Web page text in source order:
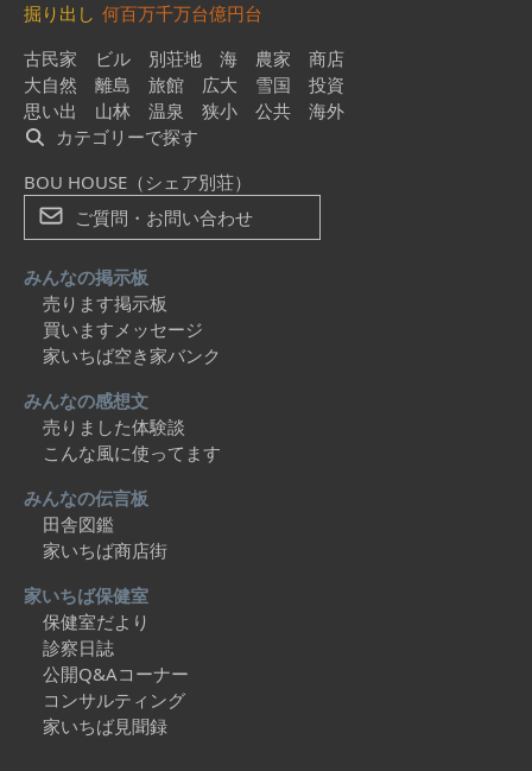
掘り出し 何百万千万台億円台
古民家
ビル 別荘地 海 農家
商店
大自然
離島 旅館 広大 雪国
投資
思い出
山林 温泉 狭小 公共
海外
カテゴリーで探す
BOU HOUSE（シェア別荘）
ご質問・お問い合わせ
みんなの掲示板
売ります掲示板
買いますメッセージ
家いちば空き家バンク
みんなの感想文
売りました体験談
こんな風に使ってます
みんなの伝言板
田舎図鑑
家いちば商店街
家いちば保健室
保健室だより
診察日誌
公開Q&Aコーナー
コンサルティング
家いちば見聞録